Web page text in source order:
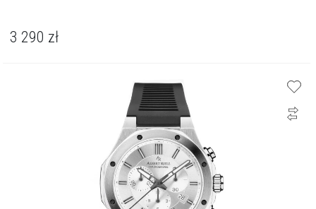
3 290 zł